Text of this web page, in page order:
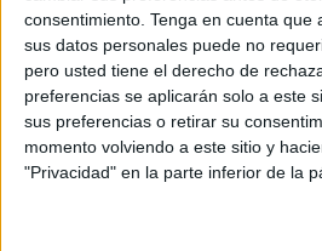
consentimiento. Tenga en cuenta que
sus datos personales puede no
pero usted tiene el derecho de
preferencias se aplicarán solo a este
sus preferencias o retirar su
momento volviendo a este sitio y
"Privacidad" en la parte inferior de la
Un fin de semana lleno de
había que superar para avanzar de
clasificados y donde el Stelios de
hablar una vez más, y por
Losatletascaballas que acudieron